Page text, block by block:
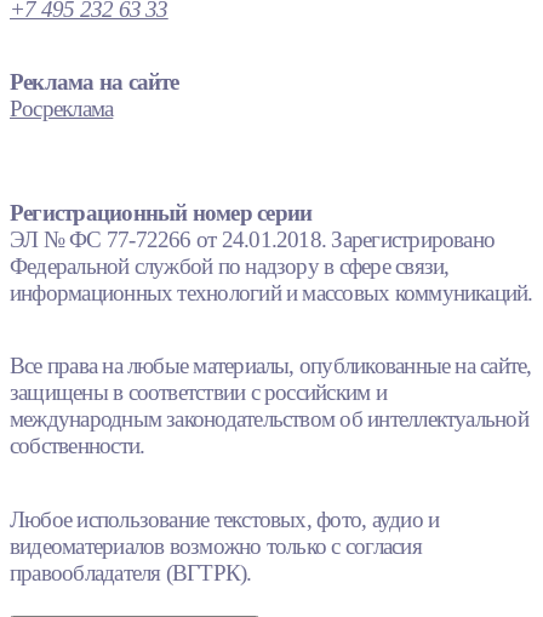
+7 495 232 63 33
Реклама на сайте
Росреклама
Регистрационный номер серии
ЭЛ № ФС 77-72266 от 24.01.2018. Зарегистрировано
Федеральной службой по надзору в сфере связи,
информационных технологий и массовых коммуникаций.
Все права на любые материалы, опубликованные на сайте,
защищены в соответствии с российским и
международным законодательством об интеллектуальной
собственности.
Любое использование текстовых, фото, аудио и
видеоматериалов возможно только с согласия
правообладателя (ВГТРК).